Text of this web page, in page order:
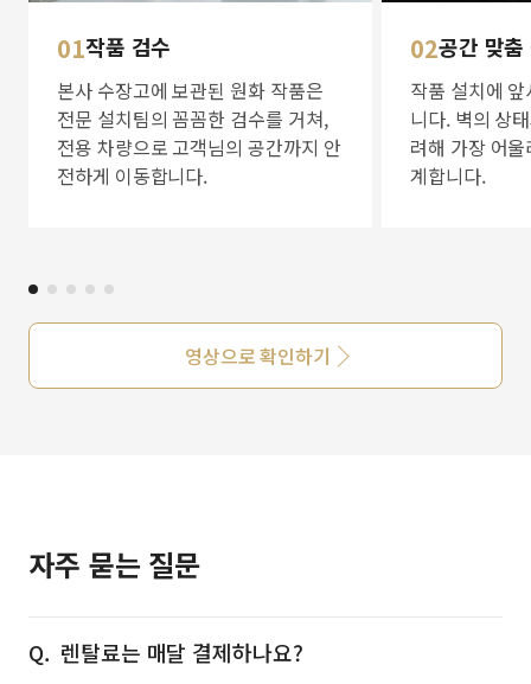
01작품 검수
본사 수장고에 보관된 원화 작품은
전문 설치팀의 꼼꼼한 검수를 거쳐,
전용 차량으로 고객님의 공간까지 안
전하게 이동합니다.
02공간 맞
작품 설치에
니다. 벽의 상
려해 가장 어
계합니다.
영상으로 확인하기
자주 묻는 질문
렌탈료는 매달 결제하나요?